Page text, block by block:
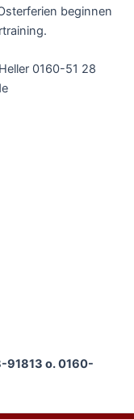
beginnen
0160-51 28
o. 0160-